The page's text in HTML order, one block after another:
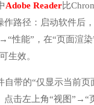
Adobe Reader比
作路径：启动软件后
性能”，在“页面渲染
生效。
自带的“仅显示当前页
点击左上角“视图”→“